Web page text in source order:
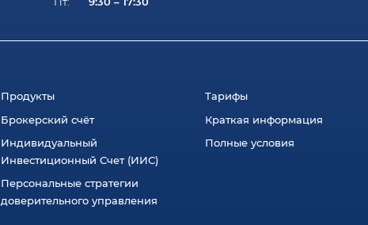
Продукты
Брокерский счёт
Индивидуальный
Инвестиционный Счет (ИИС)
Персональные стратегии
доверительного управления
Тарифы
Краткая информация
Полные условия